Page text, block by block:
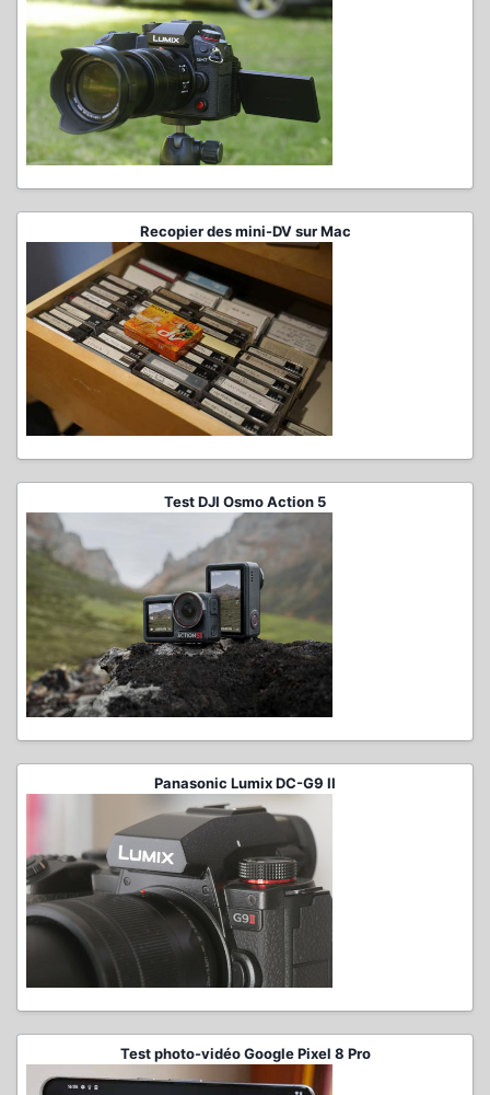
Recopier des mini-DV sur Mac
Test DJI Osmo Action 5
Panasonic Lumix DC-G9 II
Test photo-vidéo Google Pixel 8 Pro